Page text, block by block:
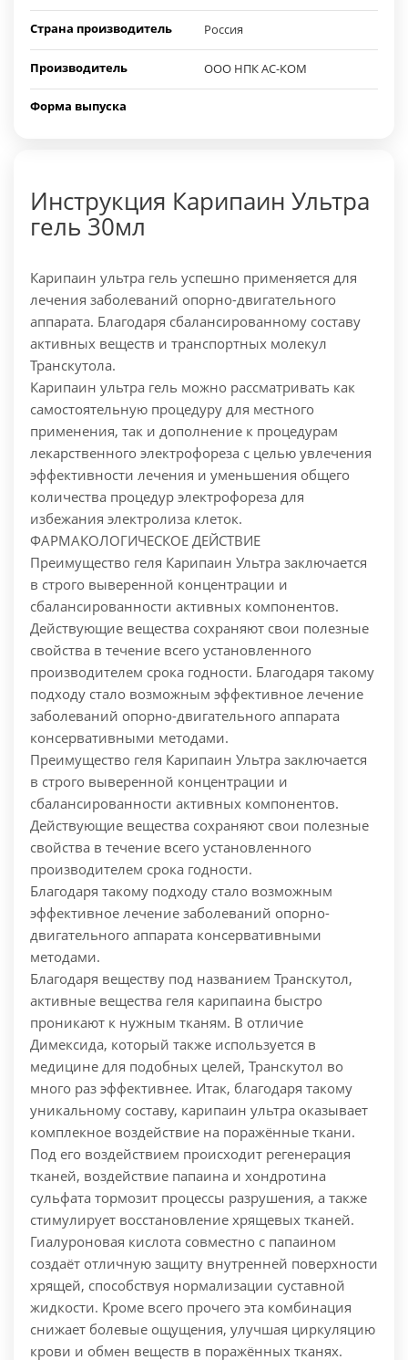
Страна производитель Россия
Производитель ООО НПК АС-КОМ
Форма выпуска
Инструкция Карипаин Ультра
гель 30мл
Карипаин ультра гель успешно применяется для
лечения заболеваний опорно-двигательного
аппарата. Благодаря сбалансированному составу
активных веществ и транспортных молекул
Транскутола.
Карипаин ультра гель можно рассматривать как
самостоятельную процедуру для местного
применения, так и дополнение к процедурам
лекарственного электрофореза с целью увлечения
эффективности лечения и уменьшения общего
количества процедур электрофореза для
избежания электролиза клеток.
ФАРМАКОЛОГИЧЕСКОЕ ДЕЙСТВИЕ
Преимущество геля Карипаин Ультра заключается
в строго выверенной концентрации и
сбалансированности активных компонентов.
Действующие вещества сохраняют свои полезные
свойства в течение всего установленного
производителем срока годности. Благодаря такому
подходу стало возможным эффективное лечение
заболеваний опорно-двигательного аппарата
консервативными методами.
Преимущество геля Карипаин Ультра заключается
в строго выверенной концентрации и
сбалансированности активных компонентов.
Действующие вещества сохраняют свои полезные
свойства в течение всего установленного
производителем срока годности.
Благодаря такому подходу стало возможным
эффективное лечение заболеваний опорно-
двигательного аппарата консервативными
методами.
Благодаря веществу под названием Транскутол,
активные вещества геля карипаина быстро
проникают к нужным тканям. В отличие
Димексида, который также используется в
медицине для подобных целей, Транскутол во
много раз эффективнее. Итак, благодаря такому
уникальному составу, карипаин ультра оказывает
комплекное воздействие на поражённые ткани.
Под его воздействием происходит регенерация
тканей, воздействие папаина и хондротина
сульфата тормозит процессы разрушения, а также
стимулирует восстановление хрящевых тканей.
Гиалуроновая кислота совместно с папаином
создаёт отличную защиту внутренней поверхности
хрящей, способствуя нормализации суставной
жидкости. Кроме всего прочего эта комбинация
снижает болевые ощущения, улучшая циркуляцию
крови и обмен веществ в поражённых тканях.